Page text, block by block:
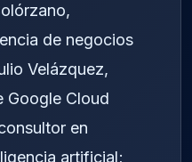
de negocios
Velázquez,
Google Cloud
en
artificial;